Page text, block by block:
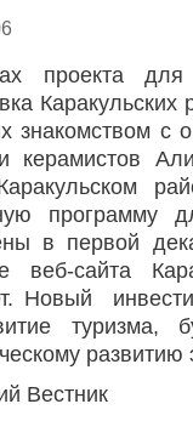
проекта для
знакомством с
керамистов
программу
в первой
веб-сайта
Новый
туризма,
развитию
Вестник